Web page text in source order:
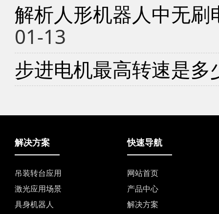
解析人形机器人中无
01-13
步进电机最高转速是多
解决方案
吊装转台应用
激光应用场景
具身机器人
快速导航
网站首页
产品中心
解决方案